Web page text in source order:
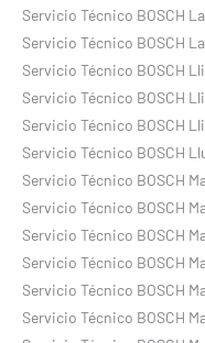
Servicio Técnico BOSCH
Servicio Técnico BOSCH
Servicio Técnico BOSCH
Servicio Técnico BOSCH
Servicio Técnico BOSCH
Servicio Técnico BOSCH
Servicio Técnico BOSCH
Servicio Técnico BOSCH
Servicio Técnico BOSCH
Servicio Técnico BOSCH
Servicio Técnico BOSCH
Servicio Técnico BOSCH